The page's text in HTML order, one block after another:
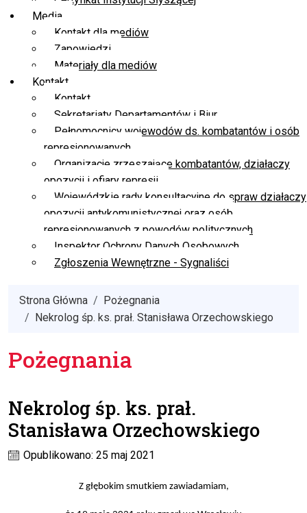
Media
Kontakt dla mediów
Zapowiedzi
Materiały dla mediów
Kontakt
Kontakt
Sekretariaty Departamentów i Biur
Pełnomocnicy wojewodów ds. kombatantów i osób
represjonowanych
Organizacje zrzeszające kombatantów, działaczy
opozycji i ofiary represji
Wojewódzkie rady konsultacyjne do spraw działaczy
opozycji antykomunistycznej oraz osób
represjonowanych z powodów politycznych
Inspektor Ochrony Danych Osobowych
Zgłoszenia Wewnętrzne - Sygnaliści
Strona Główna
Pożegnania
Nekrolog śp. ks. prał. Stanisława Orzechowskiego
Pożegnania
Nekrolog śp. ks. prał.
Stanisława Orzechowskiego
Opublikowano: 25 maj 2021
Z głębokim smutkiem zawiadamiam,